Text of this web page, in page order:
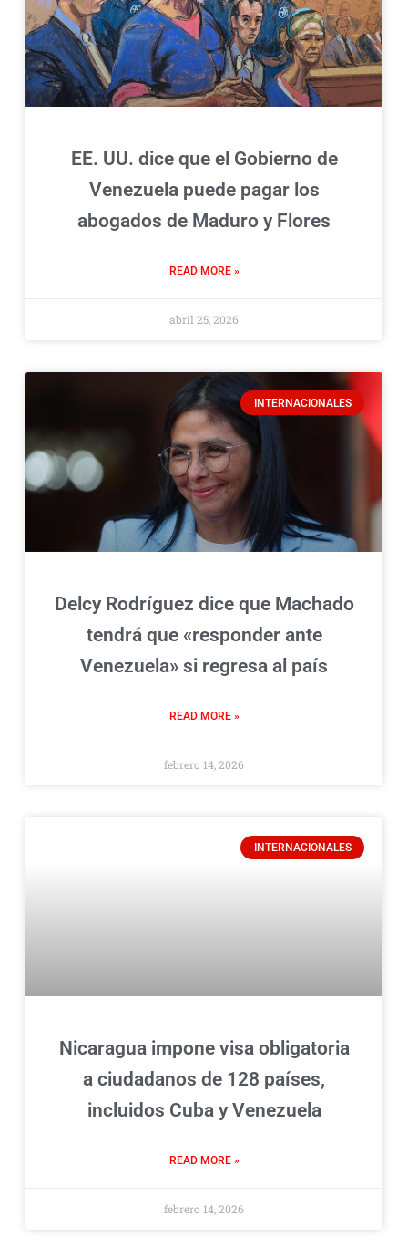
EE. UU. dice que el Gobierno de
Venezuela puede pagar los
abogados de Maduro y Flores
READ MORE »
abril 25, 2026
INTERNACIONALES
Delcy Rodríguez dice que Machado
tendrá que «responder ante
Venezuela» si regresa al país
READ MORE »
febrero 14, 2026
INTERNACIONALES
Nicaragua impone visa obligatoria
a ciudadanos de 128 países,
incluidos Cuba y Venezuela
READ MORE »
febrero 14, 2026